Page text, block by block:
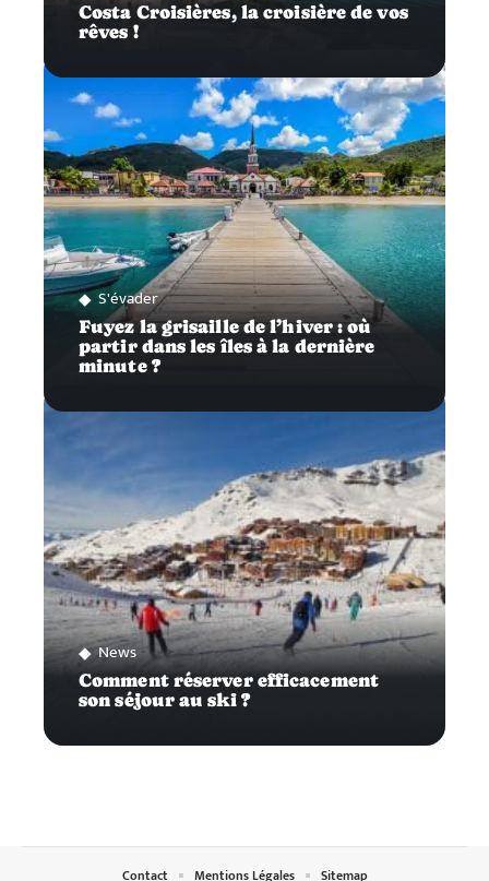
Costa Croisières, la croisière de vos
rêves !
S'évader
Fuyez la grisaille de l’hiver : où
partir dans les îles à la dernière
minute ?
News
Comment réserver efficacement
son séjour au ski ?
Contact Mentions Légales Sitemap